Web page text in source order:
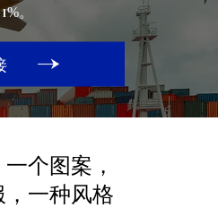
1%。
个图案，
，一种风格